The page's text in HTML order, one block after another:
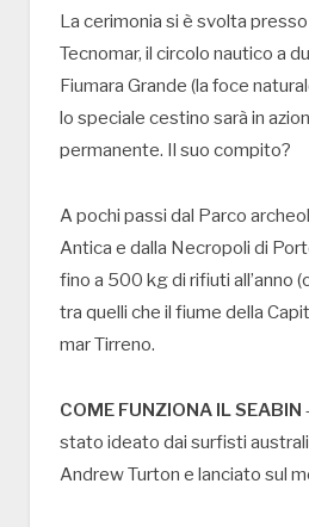
La cerimonia si è svolta
Tecnomar, il circolo nautico a
Fiumara Grande (la foce
lo speciale cestino sarà in
permanente. Il suo compito?
A pochi passi dal Parco
Antica e dalla Necropoli di
fino a 500 kg di rifiuti all’anno
tra quelli che il fiume della
mar Tirreno.
COME FUNZIONA IL SEABIN
stato ideato dai surfisti
Andrew Turton e lanciato sul